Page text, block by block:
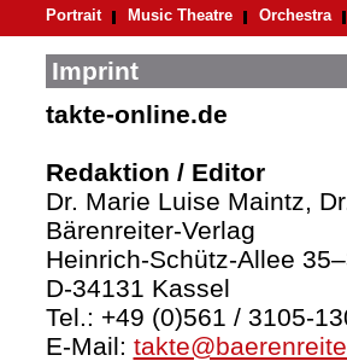
Portrait Music Theatre Orchestra
Imprint
takte-online.de
Redaktion / Editor
Dr. Marie Luise Maintz,
Bärenreiter-Verlag
Heinrich-Schütz-Allee
D-34131 Kassel
Tel.: +49 (0)561 / 3105-
E-Mail: